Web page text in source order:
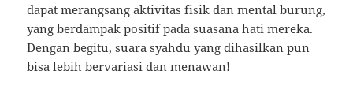
dapat merangsang aktivitas fisik dan mental burung,
yang berdampak positif pada suasana hati mereka.
Dengan begitu, suara syahdu yang dihasilkan pun
bisa lebih bervariasi dan menawan!